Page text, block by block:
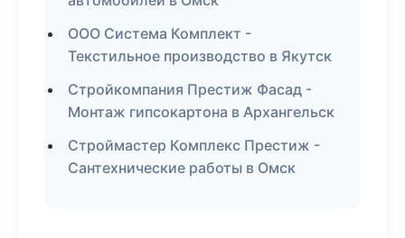
ООО Система Комплект -
Текстильное производство в Якутск
Стройкомпания Престиж Фасад -
Монтаж гипсокартона в Архангельск
Строймастер Комплекс Престиж -
Сантехнические работы в Омск